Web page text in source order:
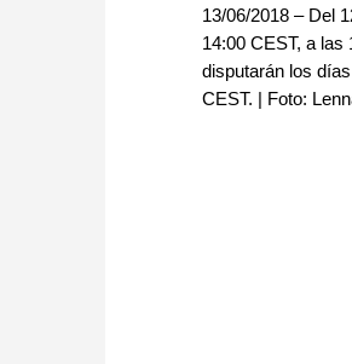
13/06/2018 – Del
14:00 CEST, a
disputarán los
CEST. | Foto: